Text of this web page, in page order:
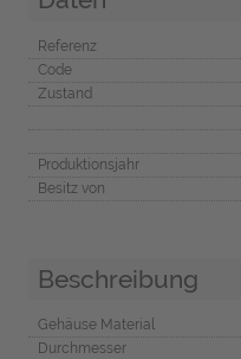
Referenz
Code
Zustand
Produktionsjahr
Besitz von
Beschreibung
Gehäuse Material
Durchmesser